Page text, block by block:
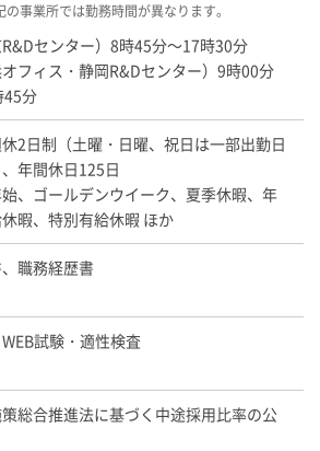
の事業所では勤務時間が異なります。
R&Dセンター）8時45分～17時30分
オフィス・静岡R&Dセンター）9時00分
45分
2日制（土曜・日曜、祝日は一部出勤日
年間休日125日
、ゴールデンウイーク、夏季休暇、年
暇、特別有給休暇 ほか
職務経歴書
試験・適性検査
総合推進法に基づく中途採用比率の公